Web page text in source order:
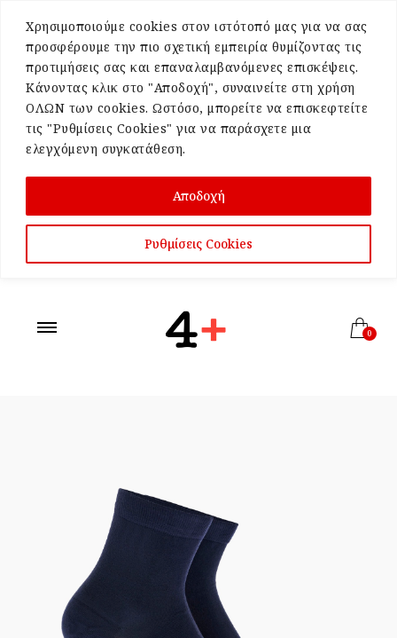
Χρησιμοποιούμε cookies στον ιστότοπό μας για να σας
προσφέρουμε την πιο σχετική εμπειρία θυμίζοντας τις
προτιμήσεις σας και επαναλαμβανόμενες επισκέψεις.
Κάνοντας κλικ στο "Αποδοχή", συναινείτε στη χρήση
ΟΛΩΝ των cookies. Ωστόσο, μπορείτε να επισκεφτείτε
τις "Ρυθμίσεις Cookies" για να παράσχετε μια
ελεγχόμενη συγκατάθεση.
Ρυθμίσεις Cookies
Αποδοχή
0